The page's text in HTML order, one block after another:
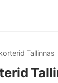
Tallinnas